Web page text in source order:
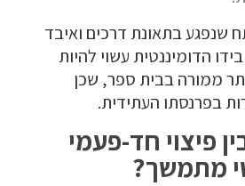
שנפגע בתאונת דרכים ואיבד
הדומיננטית עשוי להיות
ממורה בבית ספר, שכן
בפרנסתו העתידית.
פיצוי חד-פעמי
מתמשך?